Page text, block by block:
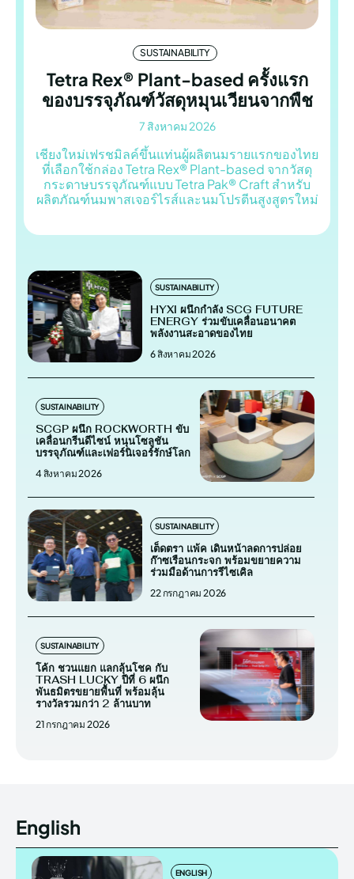
SUSTAINABILITY
Tetra Rex® Plant-based ครั้งแรก
ของบรรจุภัณฑ์วัสดุหมุนเวียนจากพืช
7 สิงหาคม 2026
เชียงใหม่เฟรชมิลค์ขึ้นแท่นผู้ผลิตนมรายแรกของไทย
ที่เลือกใช้กล่อง Tetra Rex® Plant-based จากวัสดุ
กระดาษบรรจุภัณฑ์แบบ Tetra Pak® Craft สำหรับ
ผลิตภัณฑ์นมพาสเจอร์ไรส์และนมโปรตีนสูงสูตรใหม่
SUSTAINABILITY
HYXI ผนึกกำลัง SCG FUTURE
ENERGY ร่วมขับเคลื่อนอนาคต
พลังงานสะอาดของไทย
6 สิงหาคม 2026
SUSTAINABILITY
SCGP ผนึก ROCKWORTH ขับ
เคลื่อนกรีนดีไซน์ หนุนโซลูชัน
บรรจุภัณฑ์และเฟอร์นิเจอร์รักษ์โลก
4 สิงหาคม 2026
SUSTAINABILITY
เต็ดตรา แพ้ค เดินหน้าลดการปล่อย
ก๊าซเรือนกระจก พร้อมขยายความ
ร่วมมือด้านการรีไซเคิล
22 กรกฎาคม 2026
SUSTAINABILITY
โค้ก ชวนแยก แลกลุ้นโชค กับ
TRASH LUCKY ปีที่ 6 ผนึก
พันธมิตรขยายพื้นที่ พร้อมลุ้น
รางวัลรวมกว่า 2 ล้านบาท
21 กรกฎาคม 2026
English
ENGLISH